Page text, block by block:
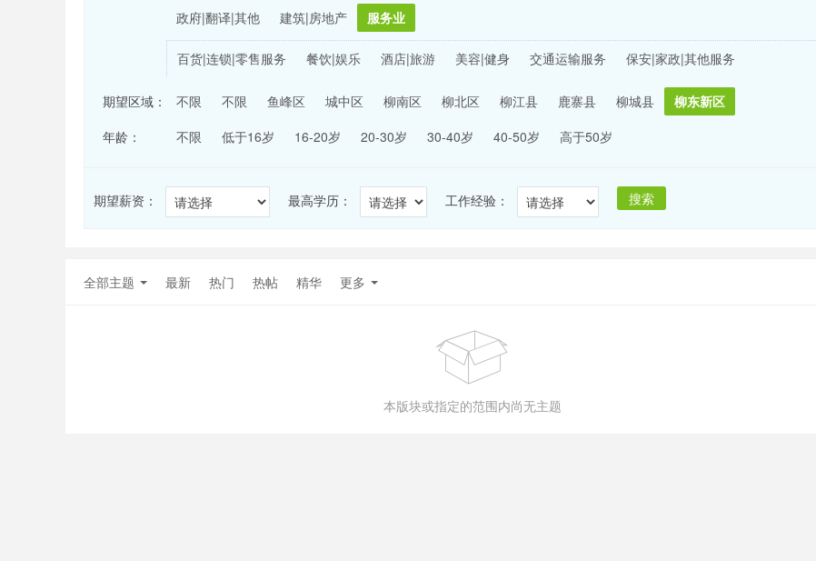
政府|翻译|其他
建筑|房地产 服务业
百货|连锁|零售服务 餐饮|娱乐 酒店|旅游 美容|健身 交通运输服务 保安|家政|其他服务
期望区域： 不限 不限 鱼峰区 城中区 柳南区 柳北区 柳江县 鹿寨县 柳城县
柳东新区
年龄：
不限 低于16岁 16-20岁 20-30岁 30-40岁 40-50岁 高于50岁
期望薪资： 最高学历： 工作经验： 搜索
全部主题 最新 热门 热帖 精华 更多
本版块或指定的范围内尚无主题